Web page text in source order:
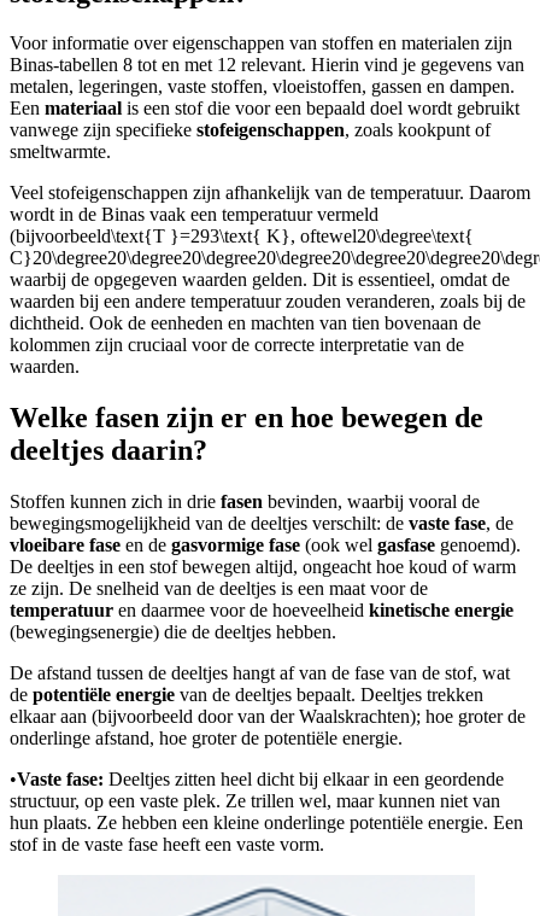
Voor informatie over eigenschappen van stoffen en materialen zijn
Binas-tabellen 8 tot en met 12 relevant. Hierin vind je gegevens van
metalen, legeringen, vaste stoffen, vloeistoffen, gassen en dampen.
Een materiaal is een stof die voor een bepaald doel wordt gebruikt
vanwege zijn specifieke stofeigenschappen, zoals kookpunt of
smeltwarmte.
Veel stofeigenschappen zijn afhankelijk van de temperatuur. Daarom
wordt in de Binas vaak een temperatuur vermeld
(bijvoorbeeld\text{T }=293\text{ K}, oftewel20\degree\text{
waarbij de opgegeven waarden gelden. Dit is essentieel, omdat de
waarden bij een andere temperatuur zouden veranderen, zoals bij de
dichtheid. Ook de eenheden en machten van tien bovenaan de
kolommen zijn cruciaal voor de correcte interpretatie van de
waarden.
Welke fasen zijn er en hoe bewegen de
deeltjes daarin?
Stoffen kunnen zich in drie fasen bevinden, waarbij vooral de
bewegingsmogelijkheid van de deeltjes verschilt: de vaste fase, de
vloeibare fase en de gasvormige fase (ook wel gasfase genoemd).
De deeltjes in een stof bewegen altijd, ongeacht hoe koud of warm
ze zijn. De snelheid van de deeltjes is een maat voor de
temperatuur en daarmee voor de hoeveelheid kinetische energie
(bewegingsenergie) die de deeltjes hebben.
De afstand tussen de deeltjes hangt af van de fase van de stof, wat
de potentiële energie van de deeltjes bepaalt. Deeltjes trekken
elkaar aan (bijvoorbeeld door van der Waalskrachten); hoe groter de
onderlinge afstand, hoe groter de potentiële energie.
•Vaste fase: Deeltjes zitten heel dicht bij elkaar in een geordende
structuur, op een vaste plek. Ze trillen wel, maar kunnen niet van
hun plaats. Ze hebben een kleine onderlinge potentiële energie. Een
stof in de vaste fase heeft een vaste vorm.